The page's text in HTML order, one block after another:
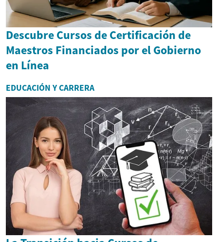
Descubre Cursos de Certificación de
Maestros Financiados por el Gobierno
en Línea
EDUCACIÓN Y CARRERA